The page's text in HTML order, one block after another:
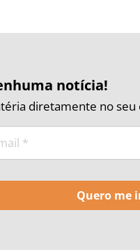
notícia!
diretamente no